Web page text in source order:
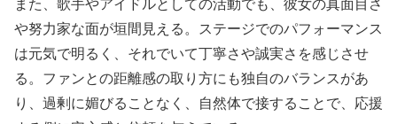
また、歌手やアイドルとしての活動でも、彼女の真面目さ
や努力家な面が垣間見える。ステージでのパフォーマンス
は元気で明るく、それでいて丁寧さや誠実さを感じさせ
る。ファンとの距離感の取り方にも独自のバランスがあ
り、過剰に媚びることなく、自然体で接することで、応援